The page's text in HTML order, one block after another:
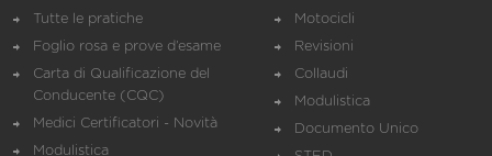
Tutte le pratiche
Foglio rosa e prove d’esame
Carta di Qualificazione del
Conducente (CQC)
Medici Certificatori - Novità
Modulistica
Motocicli
Revisioni
Collaudi
Modulistica
Documento Unico